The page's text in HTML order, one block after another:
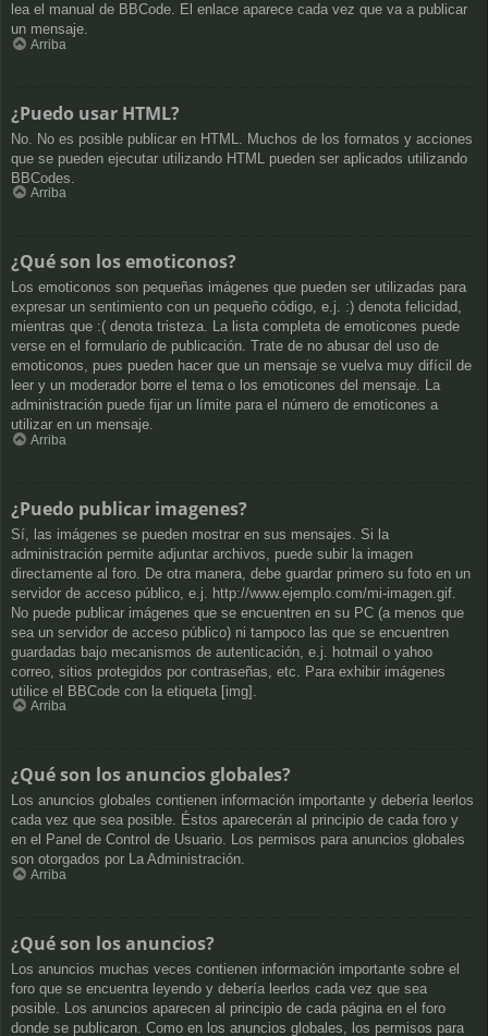
lea el manual de BBCode. El enlace aparece cada vez que va a publicar
un mensaje.
Arriba
¿Puedo usar HTML?
No. No es posible publicar en HTML. Muchos de los formatos y acciones
que se pueden ejecutar utilizando HTML pueden ser aplicados utilizando
BBCodes.
Arriba
¿Qué son los emoticonos?
Los emoticonos son pequeñas imágenes que pueden ser utilizadas para
expresar un sentimiento con un pequeño código, e.j. :) denota felicidad,
mientras que :( denota tristeza. La lista completa de emoticones puede
verse en el formulario de publicación. Trate de no abusar del uso de
emoticonos, pues pueden hacer que un mensaje se vuelva muy difícil de
leer y un moderador borre el tema o los emoticones del mensaje. La
administración puede fijar un límite para el número de emoticones a
utilizar en un mensaje.
Arriba
¿Puedo publicar imagenes?
Sí, las imágenes se pueden mostrar en sus mensajes. Si la
administración permite adjuntar archivos, puede subir la imagen
directamente al foro. De otra manera, debe guardar primero su foto en un
servidor de acceso público, e.j. http://www.ejemplo.com/mi-imagen.gif.
No puede publicar imágenes que se encuentren en su PC (a menos que
sea un servidor de acceso público) ni tampoco las que se encuentren
guardadas bajo mecanismos de autenticación, e.j. hotmail o yahoo
correo, sitios protegidos por contraseñas, etc. Para exhibir imágenes
utilice el BBCode con la etiqueta [img].
Arriba
¿Qué son los anuncios globales?
Los anuncios globales contienen información importante y debería leerlos
cada vez que sea posible. Éstos aparecerán al principio de cada foro y
en el Panel de Control de Usuario. Los permisos para anuncios globales
son otorgados por La Administración.
Arriba
¿Qué son los anuncios?
Los anuncios muchas veces contienen información importante sobre el
foro que se encuentra leyendo y debería leerlos cada vez que sea
posible. Los anuncios aparecen al principio de cada página en el foro
donde se publicaron. Como en los anuncios globales, los permisos para